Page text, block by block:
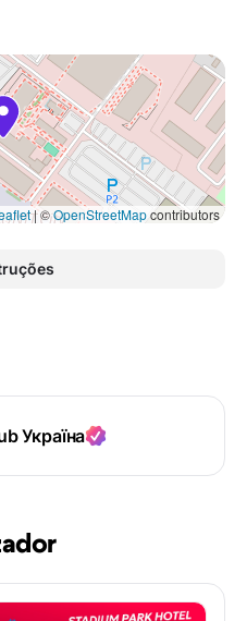
|©OpenStreetMapcontributors
Україна